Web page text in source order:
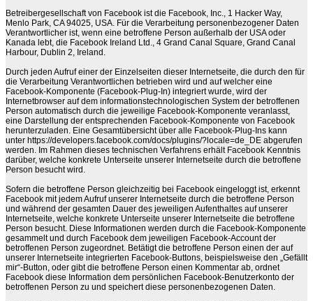
Betreibergesellschaft von Facebook ist die Facebook, Inc., 1 Hacker Way,
Menlo Park, CA 94025, USA. Für die Verarbeitung personenbezogener Daten
Verantwortlicher ist, wenn eine betroffene Person außerhalb der USA oder
Kanada lebt, die Facebook Ireland Ltd., 4 Grand Canal Square, Grand Canal
Harbour, Dublin 2, Ireland.
Durch jeden Aufruf einer der Einzelseiten dieser Internetseite, die durch den für
die Verarbeitung Verantwortlichen betrieben wird und auf welcher eine
Facebook-Komponente (Facebook-Plug-In) integriert wurde, wird der
Internetbrowser auf dem informationstechnologischen System der betroffenen
Person automatisch durch die jeweilige Facebook-Komponente veranlasst,
eine Darstellung der entsprechenden Facebook-Komponente von Facebook
herunterzuladen. Eine Gesamtübersicht über alle Facebook-Plug-Ins kann
unter https://developers.facebook.com/docs/plugins/?locale=de_DE abgerufen
werden. Im Rahmen dieses technischen Verfahrens erhält Facebook Kenntnis
darüber, welche konkrete Unterseite unserer Internetseite durch die betroffene
Person besucht wird.
Sofern die betroffene Person gleichzeitig bei Facebook eingeloggt ist, erkennt
Facebook mit jedem Aufruf unserer Internetseite durch die betroffene Person
und während der gesamten Dauer des jeweiligen Aufenthaltes auf unserer
Internetseite, welche konkrete Unterseite unserer Internetseite die betroffene
Person besucht. Diese Informationen werden durch die Facebook-Komponente
gesammelt und durch Facebook dem jeweiligen Facebook-Account der
betroffenen Person zugeordnet. Betätigt die betroffene Person einen der auf
unserer Internetseite integrierten Facebook-Buttons, beispielsweise den „Gefällt
mir“-Button, oder gibt die betroffene Person einen Kommentar ab, ordnet
Facebook diese Information dem persönlichen Facebook-Benutzerkonto der
betroffenen Person zu und speichert diese personenbezogenen Daten.